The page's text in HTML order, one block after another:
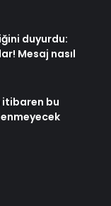
duyurdu:
Mesaj nasıl
itibaren bu